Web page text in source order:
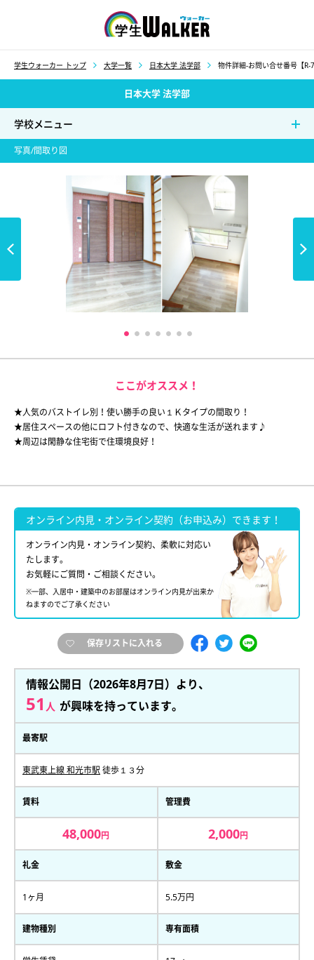
学生ウォーカー トップ 大学一覧 日本大学 法学部 物件詳細-お問い合せ番号【R-
日本大学 法学部
学校メニュー
写真/間取り図
ここがオススメ！
★人気のバストイレ別！使い勝手の良い１Ｋタイプの間取り！
★居住スペースの他にロフト付きなので、快適な生活が送れます♪
★周辺は閑静な住宅街で住環境良好！
オンライン内見・オンライン契約（お申込み）できます！
オンライン内見・オンライン契約、柔軟に対応い
たします。
お気軽にご質問・ご相談ください。
※一部、入居中・建築中のお部屋はオンライン内見が出来か
ねますのでご了承ください
保存リストに入れる
情報公開日（2026年8月7日）より、
51 人 が興味を持っています。
最寄駅
東武東上線 和光市駅 徒歩１３分
賃料
48,000円
管理費
2,000円
礼金
1ヶ月
敷金
5.5万円
建物種別 専有面積